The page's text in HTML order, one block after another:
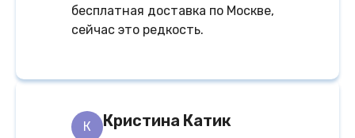
бесплатная доставка по Москве,
сейчас это редкость.
К Кристина Катик